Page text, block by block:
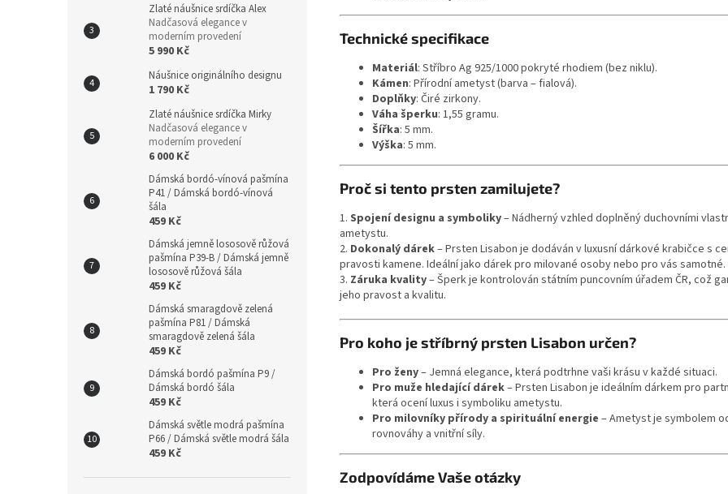
Zlaté náušnice srdíčka Alex
Nadčasová elegance v
moderním provedení
5 990 Kč
Náušnice originálního designu
1 790 Kč
Zlaté náušnice srdíčka Mirky
Nadčasová elegance v
moderním provedení
6 000 Kč
Dámská bordó-vínová pašmína
P41 / Dámská bordó-vínová
šála
459 Kč
Dámská jemně lososově růžová
pašmína P39-B / Dámská jemně
lososově růžová šála
459 Kč
Dámská smaragdově zelená
pašmína P81 / Dámská
smaragdově zelená šála
459 Kč
Dámská bordó pašmína P9 /
Dámská bordó šála
459 Kč
Dámská světle modrá pašmína
P66 / Dámská světle modrá šála
459 Kč
Technické specifikace
Materiál: Stříbro Ag 925/1000 pokryté rhodiem (bez niklu).
Kámen: Přírodní ametyst (barva – fialová).
Doplňky: Čiré zirkony.
Váha šperku: 1,55 gramu.
Šířka: 5 mm.
Výška: 5 mm.
Proč si tento prsten zamilujete?
1. Spojení designu a symboliky– Nádherný vzhled doplněný duchovními
ametystu.
2. Dokonalý dárek– Prsten Lisabon je dodáván v luxusní dárkové krabičce s
pravosti kamene. Ideální jako dárek pro milované osoby nebo pro vás samotné.
3. Záruka kvality– Šperk je kontrolován státním puncovním úřadem ČR, což
jeho pravost a kvalitu.
Pro koho je stříbrný prsten Lisabon určen?
Pro ženy– Jemná elegance, která podtrhne vaši krásu v každé situaci.
Pro muže hledající dárek– Prsten Lisabon je ideálním dárkem pro
která ocení luxus i symboliku ametystu.
Pro milovníky přírody a spirituální energie – Ametyst je symbolem
rovnováhy a vnitřní síly.
Zodpovídáme Vaše otázky